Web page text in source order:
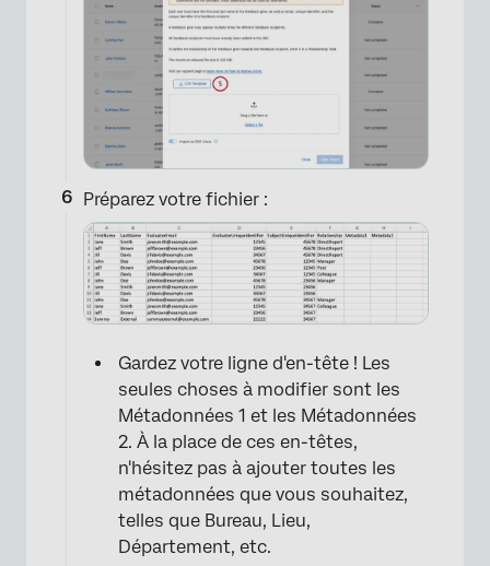
Préparez votre fichier :
Gardez votre ligne d'en-tête ! Les
seules choses à modifier sont les
Métadonnées 1 et les Métadonnées
2. À la place de ces en-têtes,
n'hésitez pas à ajouter toutes les
métadonnées que vous souhaitez,
telles que Bureau, Lieu,
Département, etc.